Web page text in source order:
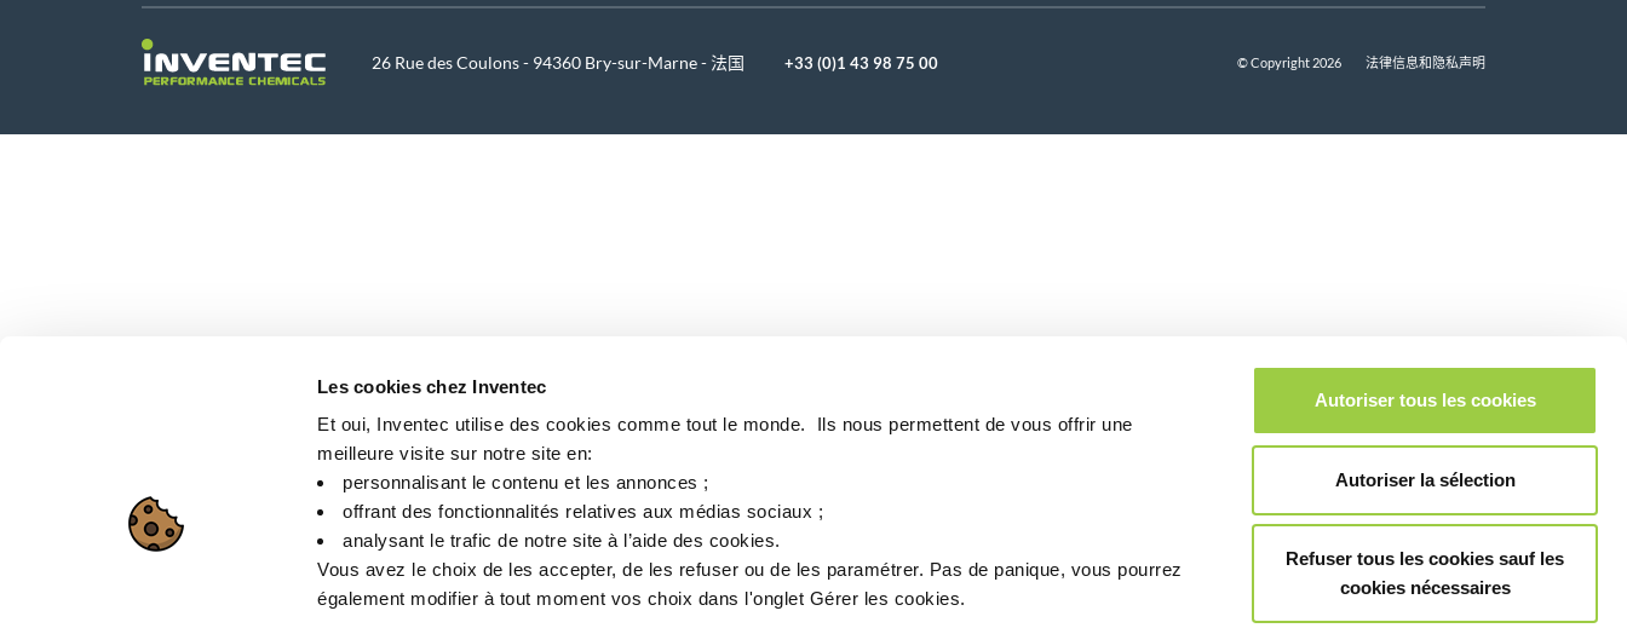
Les cookies chez Inventec
Et oui, Inventec utilise des cookies comme tout le monde. ​ Ils nous permettent de vous offrir une
meilleure visite sur notre site en:​
personnalisant le contenu et les annonces ;​
offrant des fonctionnalités relatives aux médias sociaux ; ​
analysant le trafic de notre site à l’aide des cookies.​
Vous avez le choix de les accepter, de les refuser ou de les paramétrer.​ Pas de panique, vous pourrez
également modifier à tout moment vos choix dans l'onglet Gérer les cookies.​ ​ ​
Autoriser tous les cookies
Autoriser la sélection
Refuser tous les cookies sauf les
cookies nécessaires
26 Rue des Coulons - 94360 Bry-sur-Marne - 法国 +33 (0)1 43 98 75 00 © Copyright 2026 法律信息和隐私声明